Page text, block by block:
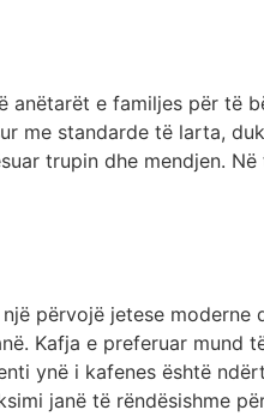
anëtarët e familjes për të
me standarde të larta,
trupin dhe mendjen.
përvojë jetese
Kafja e preferuar mund
ynë i kafenes është
janë të rëndësishme